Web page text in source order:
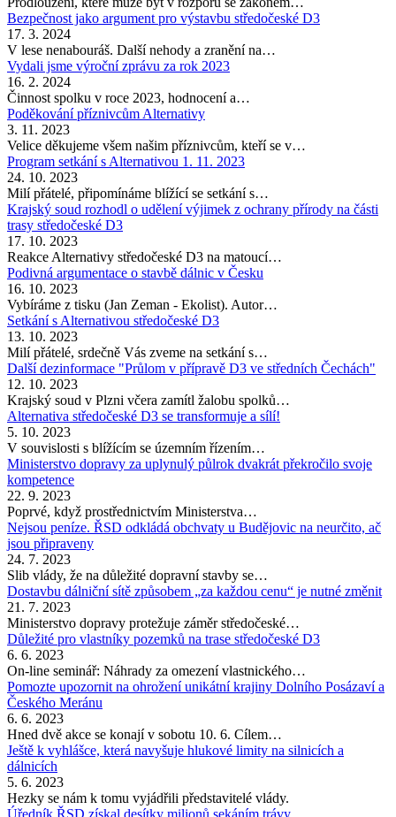
Bezpečnost jako argument pro výstavbu středočeské D3
17. 3. 2024
V lese nenabouráš. Další nehody a zranění na…
Vydali jsme výroční zprávu za rok 2023
16. 2. 2024
Činnost spolku v roce 2023, hodnocení a…
Poděkování příznivcům Alternativy
3. 11. 2023
Velice děkujeme všem našim příznivcům, kteří se v…
Program setkání s Alternativou 1. 11. 2023
24. 10. 2023
Milí přátelé, připomínáme blížící se setkání s…
Krajský soud rozhodl o udělení výjimek z ochrany přírody na části
trasy středočeské D3
17. 10. 2023
Reakce Alternativy středočeské D3 na matoucí…
Podivná argumentace o stavbě dálnic v Česku
16. 10. 2023
Vybíráme z tisku (Jan Zeman - Ekolist). Autor…
Setkání s Alternativou středočeské D3
13. 10. 2023
Milí přátelé, srdečně Vás zveme na setkání s…
Další dezinformace "Průlom v přípravě D3 ve středních Čechách"
12. 10. 2023
Krajský soud v Plzni včera zamítl žalobu spolků…
Alternativa středočeské D3 se transformuje a sílí!
5. 10. 2023
V souvislosti s blížícím se územním řízením…
Ministerstvo dopravy za uplynulý půlrok dvakrát překročilo svoje
kompetence
22. 9. 2023
Poprvé, když prostřednictvím Ministerstva…
Nejsou peníze. ŘSD odkládá obchvaty u Budějovic na neurčito, ač
jsou připraveny
24. 7. 2023
Slib vlády, že na důležité dopravní stavby se…
Dostavbu dálniční sítě způsobem „za každou cenu“ je nutné změnit
21. 7. 2023
Ministerstvo dopravy protežuje záměr středočeské…
Důležité pro vlastníky pozemků na trase středočeské D3
6. 6. 2023
On-line seminář: Náhrady za omezení vlastnického…
Pomozte upozornit na ohrožení unikátní krajiny Dolního Posázaví a
Českého Meránu
6. 6. 2023
Hned dvě akce se konají v sobotu 10. 6. Cílem…
Ještě k vyhlášce, která navyšuje hlukové limity na silnicích a
dálnicích
5. 6. 2023
Hezky se nám k tomu vyjádřili představitelé vlády.
Úředník ŘSD získal desítky milionů sekáním trávy